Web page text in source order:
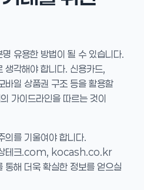
유용한 방법이 될 수 있습니다.
생각해야 합니다. 신용카드,
바일 상품권 구조 등을 활용할
가이드라인을 따르는 것이
의를 기울여야 합니다.
상테크.com, kocash.co.kr
통해 더욱 확실한 정보를 얻으실